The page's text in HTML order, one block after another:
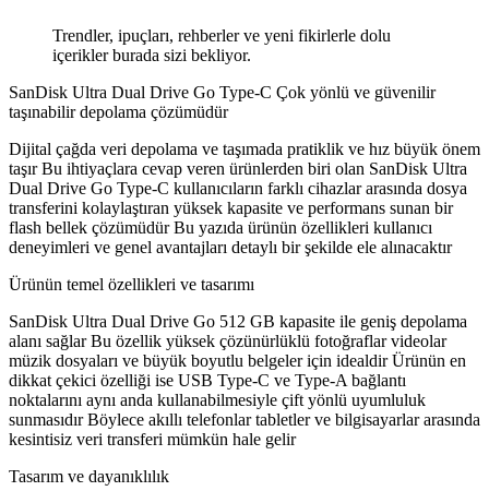
Trendler, ipuçları, rehberler ve yeni fikirlerle dolu
içerikler burada sizi bekliyor.
SanDisk Ultra Dual Drive Go Type-C Çok yönlü ve güvenilir
taşınabilir depolama çözümüdür
Dijital çağda veri depolama ve taşımada pratiklik ve hız büyük önem
taşır Bu ihtiyaçlara cevap veren ürünlerden biri olan SanDisk Ultra
Dual Drive Go Type-C kullanıcıların farklı cihazlar arasında dosya
transferini kolaylaştıran yüksek kapasite ve performans sunan bir
flash bellek çözümüdür Bu yazıda ürünün özellikleri kullanıcı
deneyimleri ve genel avantajları detaylı bir şekilde ele alınacaktır
Ürünün temel özellikleri ve tasarımı
SanDisk Ultra Dual Drive Go 512 GB kapasite ile geniş depolama
alanı sağlar Bu özellik yüksek çözünürlüklü fotoğraflar videolar
müzik dosyaları ve büyük boyutlu belgeler için idealdir Ürünün en
dikkat çekici özelliği ise USB Type-C ve Type-A bağlantı
noktalarını aynı anda kullanabilmesiyle çift yönlü uyumluluk
sunmasıdır Böylece akıllı telefonlar tabletler ve bilgisayarlar arasında
kesintisiz veri transferi mümkün hale gelir
Tasarım ve dayanıklılık